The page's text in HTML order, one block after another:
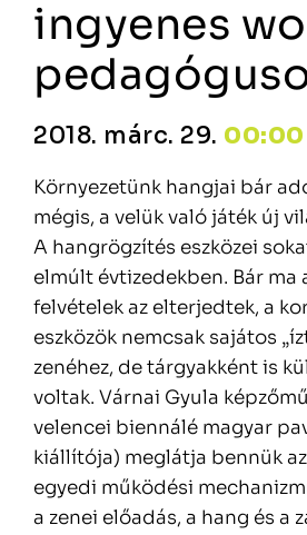
ingyenes
2018. márc. 29. 00:00
Környezetünk hangjai bár
mégis, a velük való játék új
A hangrögzítés eszközei
elmúlt évtizedekben. Bár ma
felvételek az elterjedtek, a
eszközök nemcsak sajátos
zenéhez, de tárgyakként is
voltak. Várnai Gyula
velencei biennálé magyar
kiállítója) meglátja bennük
egyedi működési
a zenei előadás, a hang és a